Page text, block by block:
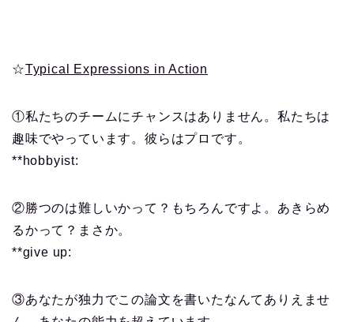
☆Typical Expressions in Action
①私たちのチームにチャンスはありません。私たちは
趣味でやっています。彼らはプロです。
**hobbyist:
②勝つのは難しいかって？もちろんですよ。あきらめ
るかって？まさか。
**give up:
③あなたが独力でこの論文を書いたなんてありえませ